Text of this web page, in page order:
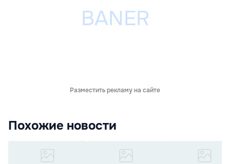
Разместить рекламу на сайте
Похожие новости